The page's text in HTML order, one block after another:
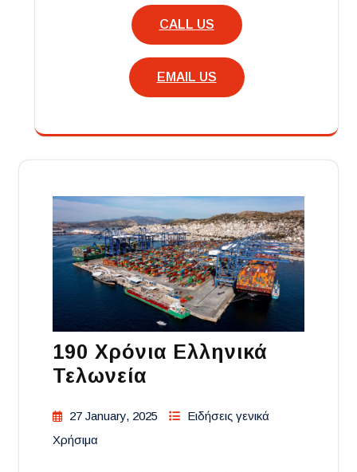
CALL US
EMAIL US
190 Χρόνια Ελληνικά
Τελωνεία
27 January, 2025
Ειδήσεις γενικά
Χρήσιμα